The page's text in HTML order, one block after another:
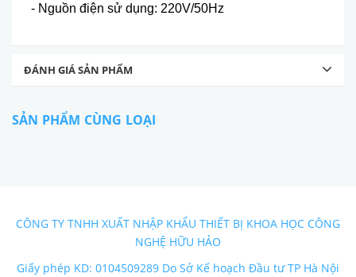
- Nguồn điện sử dụng: 220V/50Hz
ĐÁNH GIÁ SẢN PHẨM
SẢN PHẨM CÙNG LOẠI
CÔNG TY TNHH XUẤT NHẬP KHẨU THIẾT BỊ KHOA HỌC CÔNG
NGHỆ HỮU HẢO
Giấy phép KD: 0104509289 Do Sở Kế hoạch Đầu tư TP Hà Nội